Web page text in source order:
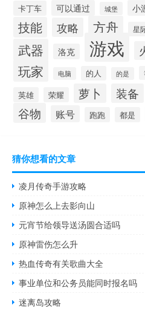
卡丁车
可以通过 城堡 小
技能 攻略 方舟 星
武器 洛克 游戏
玩家 电脑 的人 的是
英雄 荣耀 萝卜 装备
谷物 账号 跑跑 都是
猜你想看的文章
凌月传奇手游攻略
原神怎么上去影向山
元宵节给领导送汤圆合适吗
原神雷伤怎么升
热血传奇有关歌曲大全
事业单位和公务员能同时报名吗
迷离岛攻略